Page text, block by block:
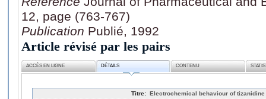
12, page (763-767)
Publication Publié, 1992
Article révisé par les pairs
ACCÈS EN LIGNE DÉTAILS CONTENU
Titre: Electrochemical behaviour of